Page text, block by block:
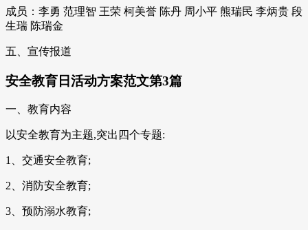
成员：李勇 范理智 王荣 柯美誉 陈丹 周小平 熊瑞民 李炳贵 段
生瑞 陈瑞金
五、宣传报道
安全教育日活动方案范文第3篇
一、教育内容
以安全教育为主题,突出四个专题:
1、交通安全教育;
2、消防安全教育;
3、预防溺水教育;